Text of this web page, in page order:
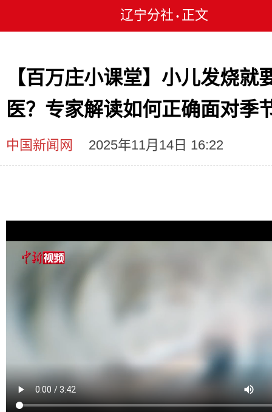
辽宁分社 • 正文
【百万庄小课堂】小儿发烧就
医？专家解读如何正确面对季
中国新闻网 2025年11月14日 16:22